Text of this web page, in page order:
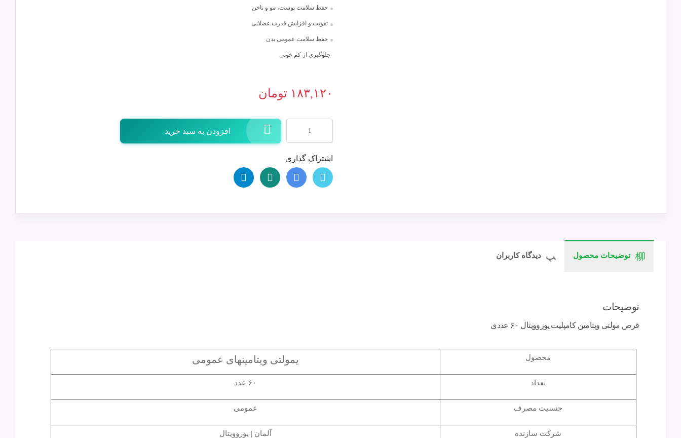
حفظ سلامت پوست، مو و ناخن
تقویت و افزایش قدرت عضلانی
حفظ سلامت عمومی بدن
جلوگیری از کم خونی
۱۸۳,۱۲۰ تومان
افزودن به سبد خرید
اشتراک گذاری
توضیحات محصول دیدگاه کاربران
توضیحات
قرص مولتی ویتامین کامپلیت یوروویتال ۶۰ عددی
محصول یمولتی ویتامینهای عمومی
تعداد ۶۰ عدد
جنسیت مصرف عمومی
شرکت سازنده آلمان | یوروویتال